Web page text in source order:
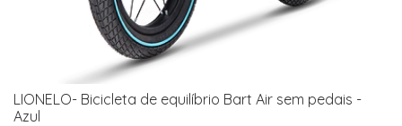
LIONELO- Bicicleta de equilíbrio Bart Air sem pedais -
Azul